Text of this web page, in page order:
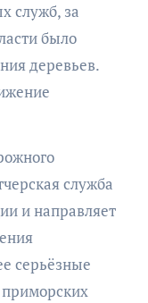
служб, за
было
деревьев.
служба
и направляет
серьёзные